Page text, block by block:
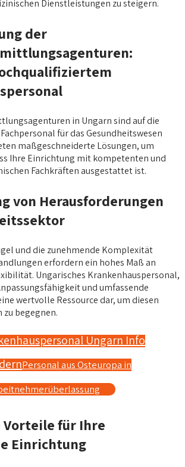
Dienstleistungen zu steigern.
der
in Ungarn sind auf die
für das Gesundheitswesen
maßgeschneiderte Lösungen, um
Ihre Einrichtung mit kompetenten und
Fachkräften ausgestattet ist.
von Herausforderungen
und die zunehmende Komplexität
erfordern ein hohes Maß an
Ungarisches Krankenhauspersonal,
und umfassende
wertvolle Ressource dar, um diesen
begegnen.
Ungarn Info
Personal aus Osteuropa in
für Ihre
Einrichtung